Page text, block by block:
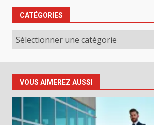
CATÉGORIES
Catégories
VOUS AIMEREZ AUSSI